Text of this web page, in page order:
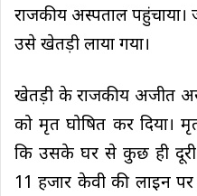
राजकीय अस्पताल
उसे खेतड़ी लाया गया।
खेतड़ी के राजकीय अजीत
को मृत घोषित कर दिया।
कि उसके घर से कुछ ही
11 हजार केवी की लाइन पर